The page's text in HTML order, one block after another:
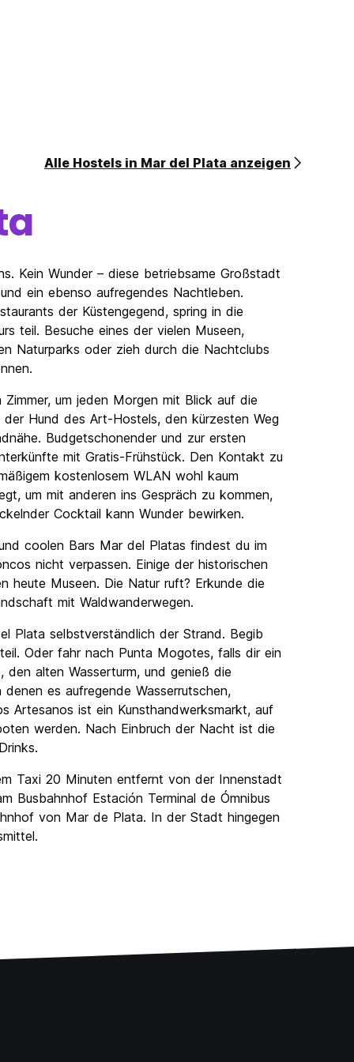
Alle Hostels in Mar del Plata anzeigen
Kein Wunder – diese betriebsame Großstadt
ein ebenso aufregendes Nachtleben.
der Küstengegend, spring in die
teil. Besuche eines der vielen Museen,
Naturparks oder zieh durch die Nachtclubs
um jeden Morgen mit Blick auf die
Hund des Art-Hostels, den kürzesten Weg
Budgetschonender und zur ersten
mit Gratis-Frühstück. Den Kontakt zu
kostenlosem WLAN wohl kaum
um mit anderen ins Gespräch zu kommen,
Cocktail kann Wunder bewirken.
coolen Bars Mar del Platas findest du im
nicht verpassen. Einige der historischen
heute Museen. Die Natur ruft? Erkunde die
mit Waldwanderwegen.
Plata selbstverständlich der Strand. Begib
Oder fahr nach Punta Mogotes, falls dir ein
den alten Wasserturm, und genieß die
es aufregende Wasserrutschen,
Artesanos ist ein Kunsthandwerksmarkt, auf
werden. Nach Einbruch der Nacht ist die
Taxi 20 Minuten entfernt von der Innenstadt
Busbahnhof Estación Terminal de Ómnibus
von Mar de Plata. In der Stadt hingegen